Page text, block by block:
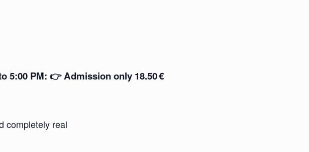
5:00 PM: 👉 Admission only 18.50€
completely real